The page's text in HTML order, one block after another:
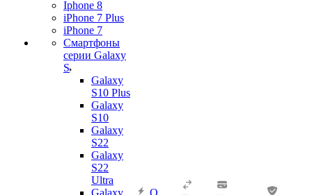
Iphone 8
iPhone 7 Plus
iPhone 7
Смартфоны
серии Galaxy
S
Galaxy
S10 Plus
Galaxy
S10
Galaxy
S22
Galaxy
S22
Ultra
Galaxy
О